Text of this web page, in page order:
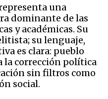
una
dominante de las
y académicas. Su
su lenguaje,
es clara: pueblo
la corrección política
sin filtros como
social.